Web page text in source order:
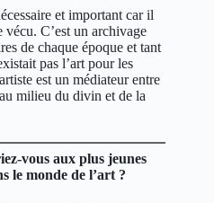
et important car il
C’est un archivage
de chaque époque et tant
pas l’art pour les
est un médiateur entre
milieu du divin et de la
vous aux plus jeunes
le monde de l’art ?